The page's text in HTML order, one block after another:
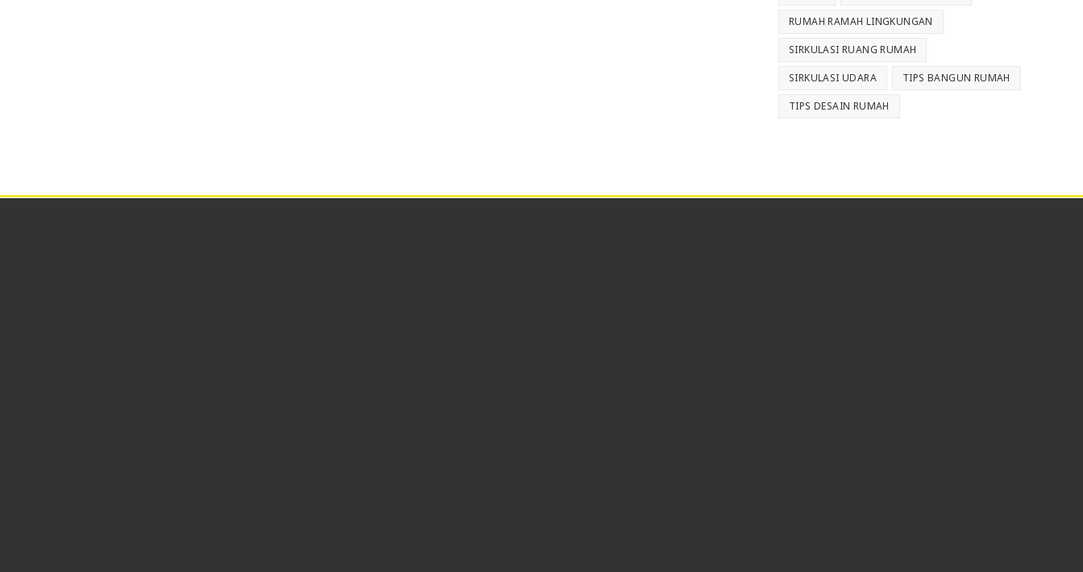
RUMAH RAMAH LINGKUNGAN
SIRKULASI RUANG RUMAH
SIRKULASI UDARA TIPS BANGUN RUMAH
TIPS DESAIN RUMAH